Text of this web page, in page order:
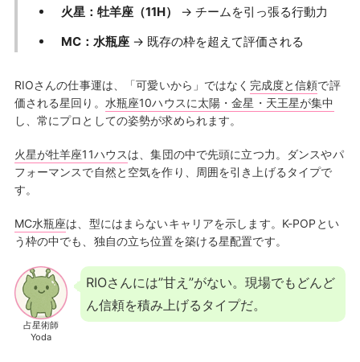
火星：牡羊座（11H）
→ チームを引っ張る行動力
MC：水瓶座→ 既存の枠を超えて評価される
RIOさんの仕事運は、「可愛いから」ではなく 完成度と信頼で評
価される星回り。 水瓶座10ハウスに太陽・金星・天王星が集中
し、常にプロとしての姿勢が求められます。
火星が牡羊座11ハウスは、集団の中で先頭に立つ力。ダンスやパ
フォーマンスで自然と空気を作り、周囲を引き上げるタイプで
す。
MC水瓶座は、型にはまらないキャリアを示します。K-POPとい
う枠の中でも、独自の立ち位置を築ける星配置です。
占星術師
Yoda
RIOさんには”甘え”がない。現場でもどんど
ん信頼を積み上げるタイプだ。